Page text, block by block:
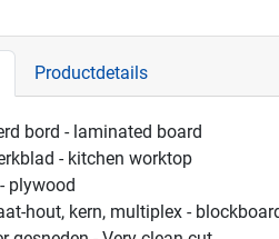
Productdetails
bord - laminated board
- kitchen worktop
plywood
hout, kern, multiplex -